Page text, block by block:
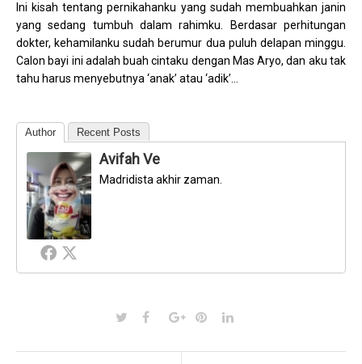
Ini kisah tentang pernikahanku yang sudah membuahkan janin
yang sedang tumbuh dalam rahimku. Berdasar perhitungan
dokter, kehamilanku sudah berumur dua puluh delapan minggu.
Calon bayi ini adalah buah cintaku dengan Mas Aryo, dan aku tak
tahu harus menyebutnya ‘anak’ atau ‘adik’…
Author Recent Posts
Avifah Ve
Madridista akhir zaman.